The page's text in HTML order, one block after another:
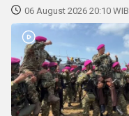
06 August 2026 20:10 WIB